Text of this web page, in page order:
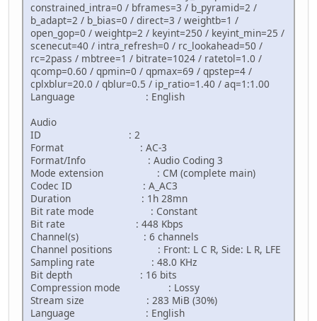
constrained_intra=0 / bframes=3 / b_pyramid=2 /
b_adapt=2 / b_bias=0 / direct=3 / weightb=1 /
open_gop=0 / weightp=2 / keyint=250 / keyint_min=25 /
scenecut=40 / intra_refresh=0 / rc_lookahead=50 /
rc=2pass / mbtree=1 / bitrate=1024 / ratetol=1.0 /
qcomp=0.60 / qpmin=0 / qpmax=69 / qpstep=4 /
cplxblur=20.0 / qblur=0.5 / ip_ratio=1.40 / aq=1:1.00
Language : English
Audio
ID : 2
Format : AC-3
Format/Info : Audio Coding 3
Mode extension : CM (complete main)
Codec ID : A_AC3
Duration : 1h 28mn
Bit rate mode : Constant
Bit rate : 448 Kbps
Channel(s) : 6 channels
Channel positions : Front: L C R, Side: L R, LFE
Sampling rate : 48.0 KHz
Bit depth : 16 bits
Compression mode : Lossy
Stream size : 283 MiB (30%)
Language : English